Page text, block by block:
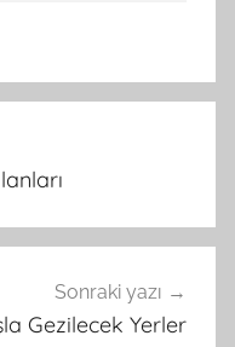
Sonraki yazı
Gezilecek Yerler